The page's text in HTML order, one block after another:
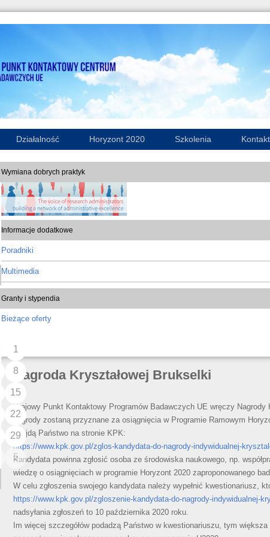
Działalność Horyzont 2020 Szkolenia Kontakt
1
8
15
22
29
5
Wymiana dobrych praktyk
Informacje dodatkowe
Poradniki
Multimedia
Granty i stypendia
Bieżące oferty
Nagroda Kryształowej Brukselki
Krajowy Punkt Kontaktowy Programów Badawczych UE wręczy
nagrody zostaną przyznane za osiągnięcia w Programie Ramowym
znajdą Państwo na stronie KPK:
https://www.kpk.gov.pl/zglos-kandydata-do-nagrody-indywidualnej-
Kandydata powinna zgłosić osoba ze środowiska naukowego, np.
wiedzę o osiągnięciach w programie Horyzont 2020 zaproponowanego
W celu zgłoszenia swojego kandydata należy wypełnić kwestionariusz,
https://www.kpk.gov.pl/zgloszenie-kandydata-do-nagrody-indywidualnej-
nadsyłania zgłoszeń to 10 października 2020 roku.
Im więcej szczegółów podadzą Państwo w kwestionariuszu, tym